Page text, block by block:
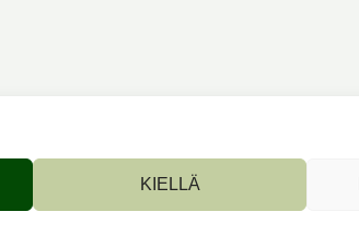
KIELLÄ